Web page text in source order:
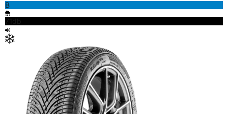
B
71db